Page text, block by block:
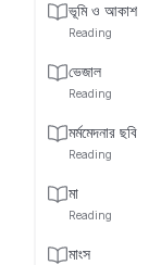
ভূমি ও আকাশ
Reading
ভেজাল
Reading
মর্মমেদনার ছবি
Reading
মা
Reading
মাংস